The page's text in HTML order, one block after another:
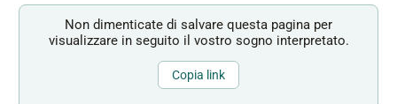
Non dimenticate di salvare questa pagina per
visualizzare in seguito il vostro sogno interpretato.
Copia link